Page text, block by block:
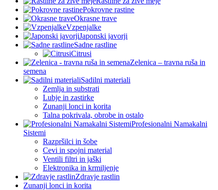
Pokrovne rastine
Okrasne trave
Vzpenjalke
Japonski javorji
Sadne rastline
Citrusi
Zelenica – travna ruša in
semena
Sadilni materiali
Zemlja in substrati
Lubje in zastirke
Zunanji lonci in korita
Talna pokrivala, obrobe in ostalo
Profesionalni Namakalni
Sistemi
Razpršilci in šobe
Cevi in spojni material
Ventili filtri in jaški
Elektronika in krmiljenje
Zdravje rastlin
Zunanji lonci in korita